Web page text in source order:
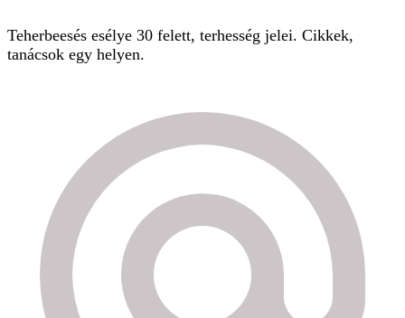
Teherbeesés esélye 30 felett, terhesség jelei. Cikkek,
tanácsok egy helyen.